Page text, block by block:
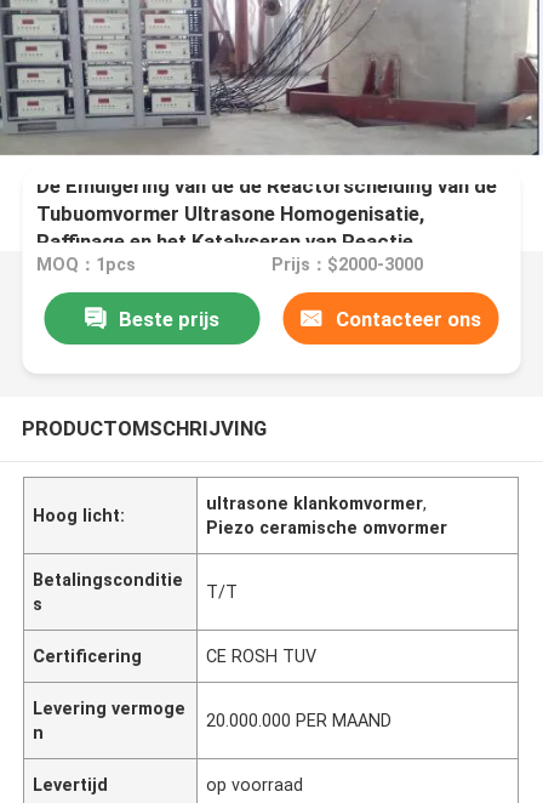
De Emulgering van de de Reactorscheiding van de
Tubuomvormer Ultrasone Homogenisatie,
Raffinage en het Katalyseren van Reactie
MOQ：1pcs Prijs：$2000-3000
Beste prijs Contacteer ons
PRODUCTOMSCHRIJVING
Hoog licht:
ultrasone klankomvormer,
Piezo ceramische omvormer
Betalingsconditie
s
T/T
Certificering CE ROSH TUV
Levering vermoge
n
20.000.000 PER MAAND
Levertijd op voorraad